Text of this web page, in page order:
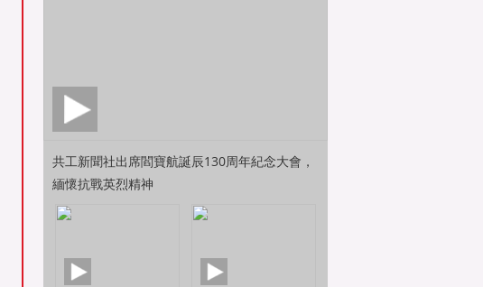
共工新聞社出席閻寶航誕辰130周年紀念大會，
緬懷抗戰英烈精神